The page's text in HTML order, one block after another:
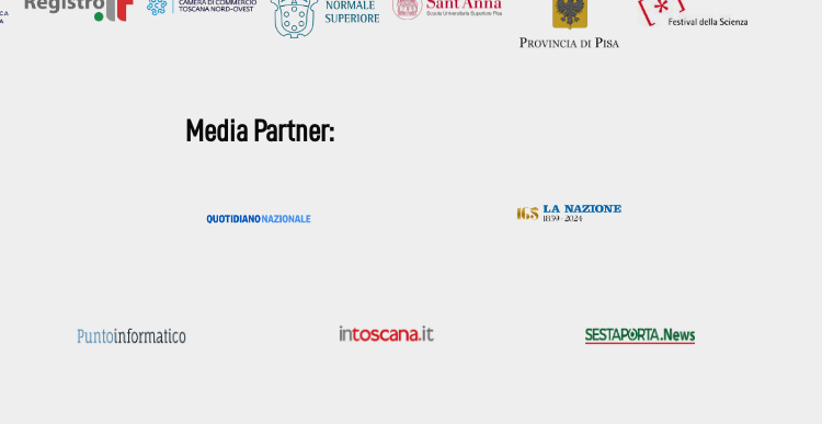
Media Partner: